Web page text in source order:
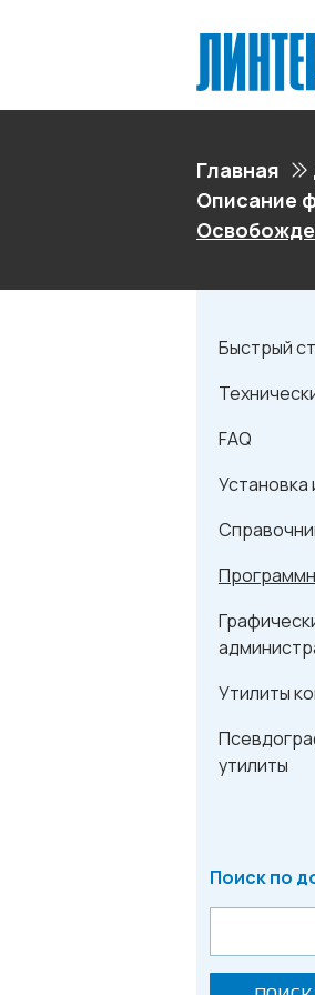
Главная
Описание
Быстрый
FAQ
Установка
Утилиты
утилиты
Поиск по